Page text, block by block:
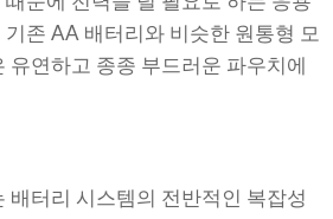
존 AA 배터리와 비슷한 원통형 모
연하고 종종 부드러운 파우치에
배터리 시스템의 전반적인 복잡성